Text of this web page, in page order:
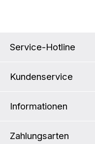
Service-Hotline
Kundenservice
Informationen
Zahlungsarten